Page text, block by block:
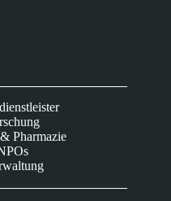
Pharmazie